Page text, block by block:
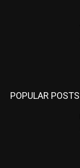
POPULAR POSTS